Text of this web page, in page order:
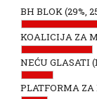
BH BLOK(29%,
KOALICIJA ZA
NEĆU GLASATI
PLATFORMA ZA